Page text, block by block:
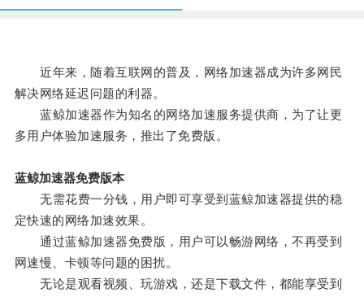
近年来，随着互联网的普及，网络加速器成为许多网民
解决网络延迟问题的利器。
蓝鲸加速器作为知名的网络加速服务提供商，为了让更
多用户体验加速服务，推出了免费版。
蓝鲸加速器免费版本
无需花费一分钱，用户即可享受到蓝鲸加速器提供的稳
定快速的网络加速效果。
通过蓝鲸加速器免费版，用户可以畅游网络，不再受到
网速慢、卡顿等问题的困扰。
无论是观看视频、玩游戏，还是下载文件，都能享受到